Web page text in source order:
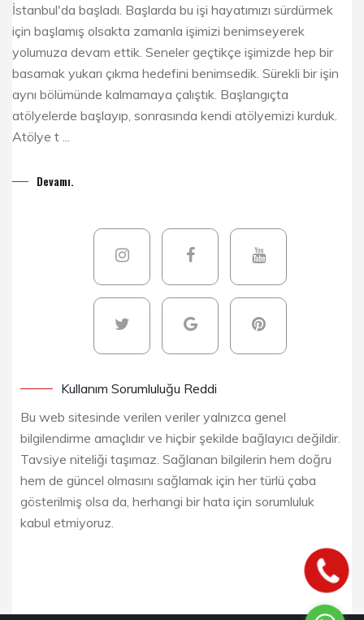
İstanbul'da başladı. Başlarda bu işi hayatımızı sürdürmek
için başlamış olsakta zamanla işimizi benimseyerek
yolumuza devam ettik. Seneler geçtikçe işimizde hep bir
basamak yukarı çıkma hedefini benimsedik. Sürekli bir işin
aynı bölümünde kalmamaya çalıştık. Başlangıçta
atölyelerde başlayıp, sonrasında kendi atölyemizi kurduk.
Atölye t ...
Devamı.
Kullanım Sorumluluğu Reddi
Bu web sitesinde verilen veriler yalnızca genel
bilgilendirme amaçlıdır ve hiçbir şekilde bağlayıcı değildir.
Tavsiye niteliği taşımaz. Sağlanan bilgilerin hem doğru
hem de güncel olmasını sağlamak için her türlü çaba
gösterilmiş olsa da, herhangi bir hata için sorumluluk
kabul etmiyoruz.